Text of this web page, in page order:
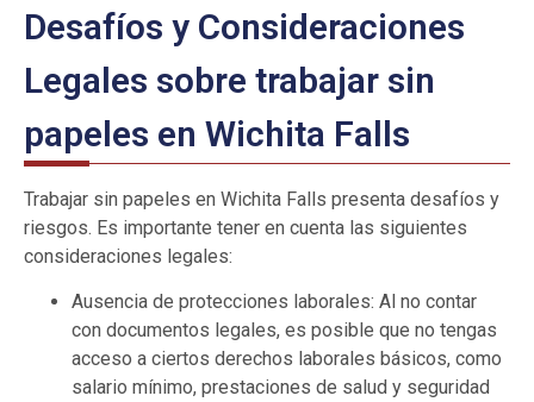
Desafíos y Consideraciones
Legales sobre trabajar sin
papeles en Wichita Falls
Trabajar sin papeles en Wichita Falls presenta desafíos y
riesgos. Es importante tener en cuenta las siguientes
consideraciones legales:
Ausencia de protecciones laborales: Al no contar
con documentos legales, es posible que no tengas
acceso a ciertos derechos laborales básicos, como
salario mínimo, prestaciones de salud y seguridad